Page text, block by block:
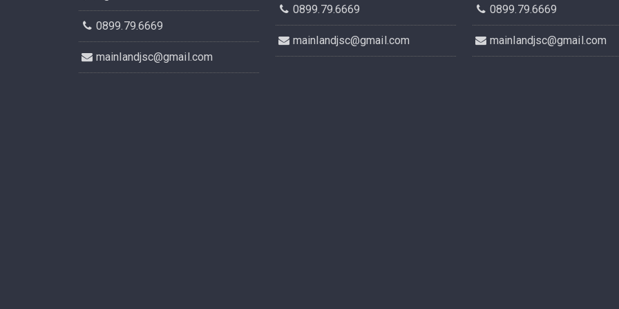
0899.79.6669
mainlandjsc@gmail.com
0899.79.6669
mainlandjsc@gmail.com
0899.79.6669
mainlandjsc@gmail.com